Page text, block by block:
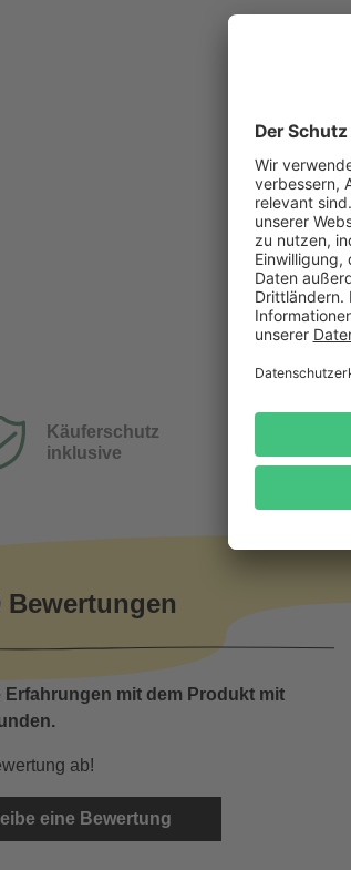
Käuferschutz
inklusive
Bewertungen
Erfahrungen mit dem Produkt mit
ab!
eine Bewertung